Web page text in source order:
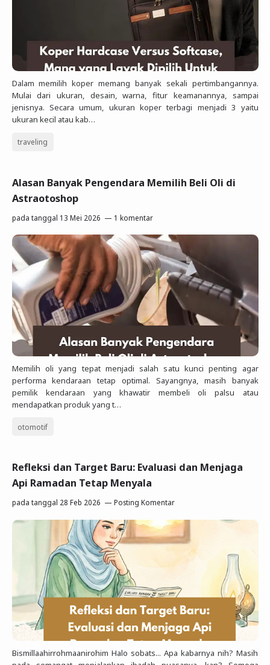
Dalam memilih koper memang banyak sekali pertimbangannya.
Mulai dari ukuran, desain, warna, fitur keamanannya, sampai
jenisnya. Secara umum, ukuran koper terbagi menjadi 3 yaitu
ukuran kecil atau kab…
traveling
Alasan Banyak Pengendara Memilih Beli Oli di
Astraotoshop
pada tanggal 13 Mei 2026 1 komentar
Memilih oli yang tepat menjadi salah satu kunci penting agar
performa kendaraan tetap optimal. Sayangnya, masih banyak
pemilik kendaraan yang khawatir membeli oli palsu atau
mendapatkan produk yang t…
otomotif
Refleksi dan Target Baru: Evaluasi dan Menjaga
Api Ramadan Tetap Menyala
pada tanggal 28 Feb 2026 Posting Komentar
Bismillaahirrohmaanirohim Halo sobats... Apa kabarnya nih? Masih